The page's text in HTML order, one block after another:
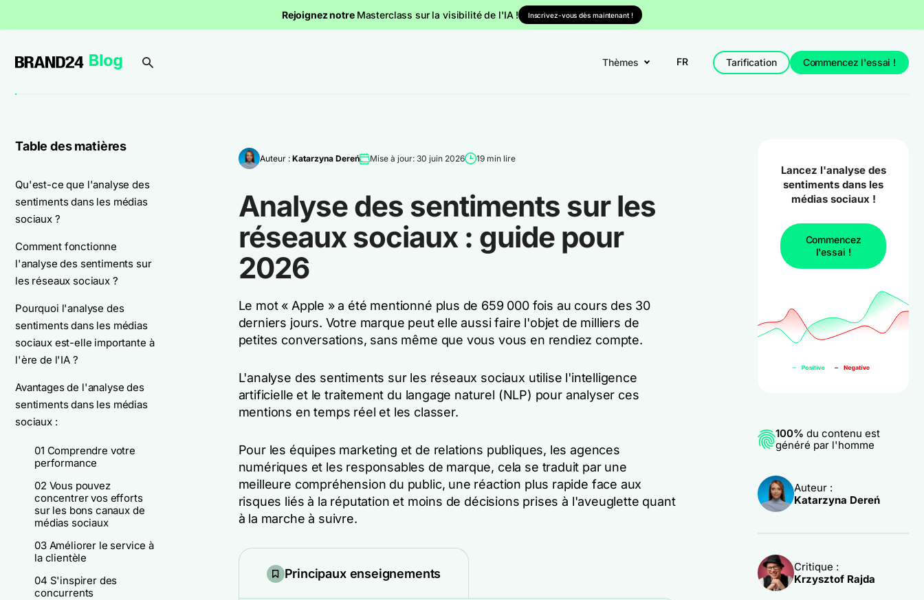
Rejoignez notre Masterclass sur la visibilité de l'IA ! Inscrivez-vous dès maintenant !
Thèmes FR Tarification Commencez l'essai !
Table des matières
Qu'est-ce que l'analyse des
sentiments dans les médias
sociaux ?
Comment fonctionne
l'analyse des sentiments sur
les réseaux sociaux ?
Pourquoi l'analyse des
sentiments dans les médias
sociaux est-elle importante à
l'ère de l'IA ?
Avantages de l'analyse des
sentiments dans les médias
sociaux :
01 Comprendre votre
performance
02 Vous pouvez
concentrer vos efforts
sur les bons canaux de
médias sociaux
03 Améliorer le service à
la clientèle
04 S'inspirer des
concurrents
Auteur : Katarzyna Dereń Mise à jour: 30 juin 2026 19 min lire
Analyse des sentiments sur les
réseaux sociaux : guide pour
2026
Le mot « Apple » a été mentionné plus de 659 000 fois au cours des 30
derniers jours. Votre marque peut elle aussi faire l'objet de milliers de
petites conversations, sans même que vous vous en rendiez compte.
L'analyse des sentiments sur les réseaux sociaux utilise l'intelligence
artificielle et le traitement du langage naturel (NLP) pour analyser ces
mentions en temps réel et les classer.
Pour les équipes marketing et de relations publiques, les agences
numériques et les responsables de marque, cela se traduit par une
meilleure compréhension du public, une réaction plus rapide face aux
risques liés à la réputation et moins de décisions prises à l'aveuglette quant
à la marche à suivre.
Principaux enseignements
Lancez l'analyse des
sentiments dans les
médias sociaux !
Commencez
l'essai !
100% du contenu est
généré par l'homme
Auteur :
Katarzyna Dereń
Critique :
Krzysztof Rajda